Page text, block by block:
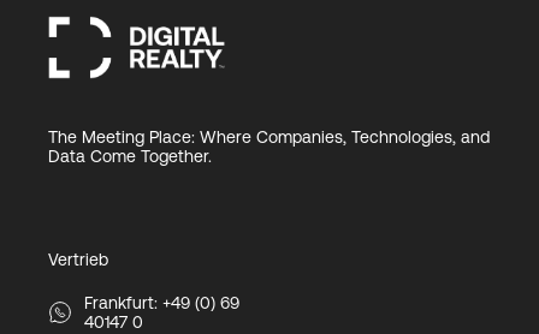
The Meeting Place: Where Companies, Technologies, and
Data Come Together.
Vertrieb
Frankfurt: +49 (0) 69
40147 0